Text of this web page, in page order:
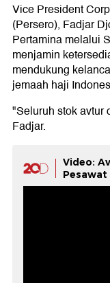
Vice President
(Persero), Fadjar
Pertamina melalui
menjamin
mendukung
jemaah haji
"Seluruh stok avtur
Fadjar.
Video:
Pesawat